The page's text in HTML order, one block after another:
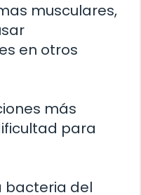
musculares,
en otros
más
para
bacteria del